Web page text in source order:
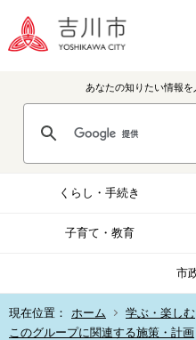
あなたの知りたい情報を
くらし・手続き
子育て・教育
市
現在位置： ホーム
学ぶ・楽しむ
このグループに関連する施策・計画